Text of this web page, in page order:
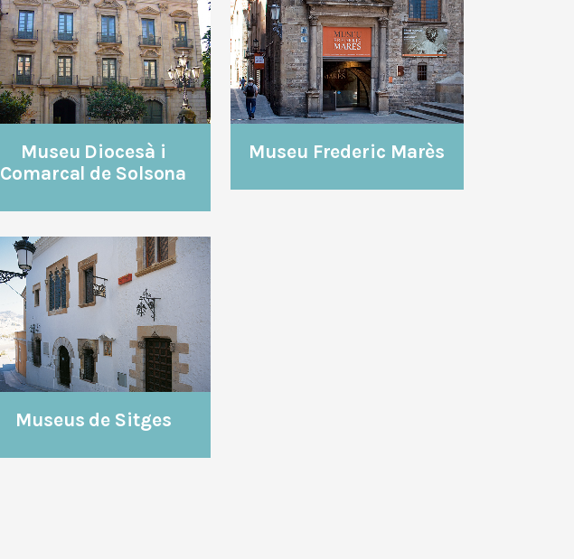
VEURE
Museu Diocesà i
Comarcal de Solsona
VEURE
Museu Frederic Marès
VEURE
Museus de Sitges